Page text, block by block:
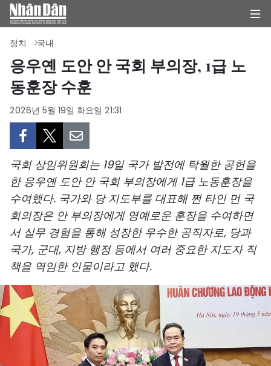
정치
비즈니스
사회
환경
문화
스포츠
과학기술
여행
정치 국내
응우옌 도안 안 국회 부의장, 1급 노
동훈장 수훈
2026년 5월 19일 화요일 21:31
국회 상임위원회는 19일 국가 발전에 탁월한 공헌을
한 응우옌 도안 안 국회 부의장에게 1급 노동훈장을
수여했다. 국가와 당 지도부를 대표해 쩐 타인 먼 국
회의장은 안 부의장에게 영예로운 훈장을 수여하면
서 실무 경험을 통해 성장한 우수한 공직자로, 당과
국가, 군대, 지방 행정 등에서 여러 중요한 지도자 직
책을 역임한 인물이라고 했다.